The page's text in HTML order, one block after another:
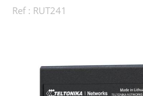
Ref : RUT241